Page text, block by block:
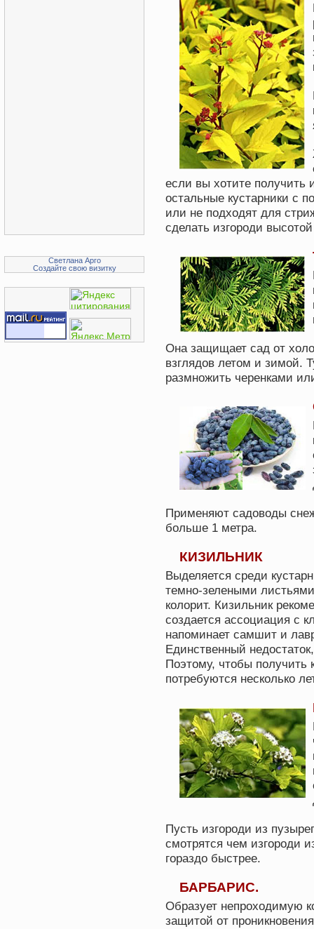
Светлана Арго
Создайте свою визитку
если вы хотите получить
остальные кустарники с
или не подходят для
сделать изгороди
Она защищает сад от
взглядов летом и зимой.
размножить черенками
Применяют садоводы
больше 1 метра.
КИЗИЛЬНИК
Выделяется среди
темно-зелеными
колорит. Кизильник
создается ассоциация с
напоминает самшит и
Единственный
Поэтому, чтобы получить
потребуются несколько
Пусть изгороди из
смотрятся чем изгороди
гораздо быстрее.
БАРБАРИС.
Образует непроходимую
защитой от